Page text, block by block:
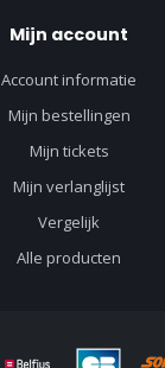
Mijn account
Account informatie
Mijn bestellingen
Mijn tickets
Mijn verlanglijst
Vergelijk
Alle producten